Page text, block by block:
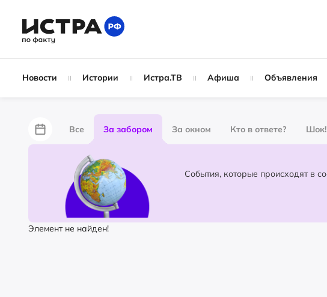
Новости Истории Истра.ТВ Афиша Объявления
Все За забором За окном Кто в ответе? Шок!
Лайфхаки
Народные новости
Элемент не найден!